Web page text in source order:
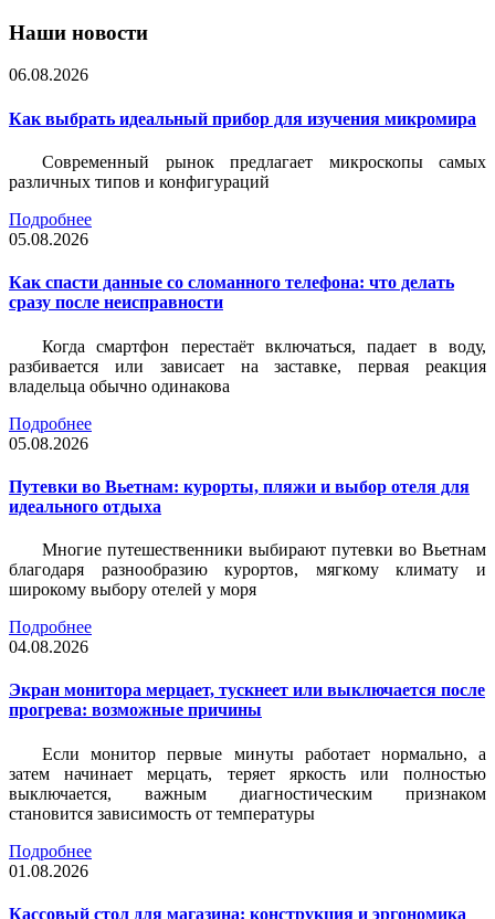
Наши новости
06.08.2026
Как выбрать идеальный прибор для изучения микромира
Современный рынок предлагает микроскопы самых
различных типов и конфигураций
Подробнее
05.08.2026
Как спасти данные со сломанного телефона: что делать
сразу после неисправности
Когда смартфон перестаёт включаться, падает в воду,
разбивается или зависает на заставке, первая реакция
владельца обычно одинакова
Подробнее
05.08.2026
Путевки во Вьетнам: курорты, пляжи и выбор отеля для
идеального отдыха
Многие путешественники выбирают путевки во Вьетнам
благодаря разнообразию курортов, мягкому климату и
широкому выбору отелей у моря
Подробнее
04.08.2026
Экран монитора мерцает, тускнеет или выключается после
прогрева: возможные причины
Если монитор первые минуты работает нормально, а
затем начинает мерцать, теряет яркость или полностью
выключается, важным диагностическим признаком
становится зависимость от температуры
Подробнее
01.08.2026
Кассовый стол для магазина: конструкция и эргономика